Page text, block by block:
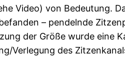
Video) von Bedeutung.
– pendelnde
der Größe wurde eine
Verlegung des